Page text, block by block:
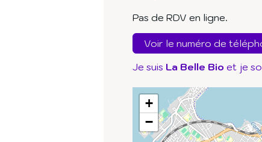
Pas de RDV en ligne.
Voir le numéro de
Je suis La Belle Bio et je
+
−